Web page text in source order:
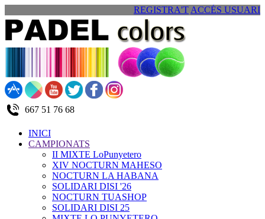
REGISTRA'T ACCÉS USUARI
667 51 76 68
INICI
CAMPIONATS
II MIXTE LoPunyetero
XIV NOCTURN MAHESO
NOCTURN LA HABANA
SOLIDARI DISI '26
NOCTURN TUASHOP
SOLIDARI DISI 25